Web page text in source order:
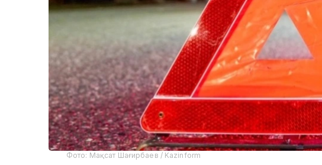
Фото: Мақсат Шағирбаев / Kazinform